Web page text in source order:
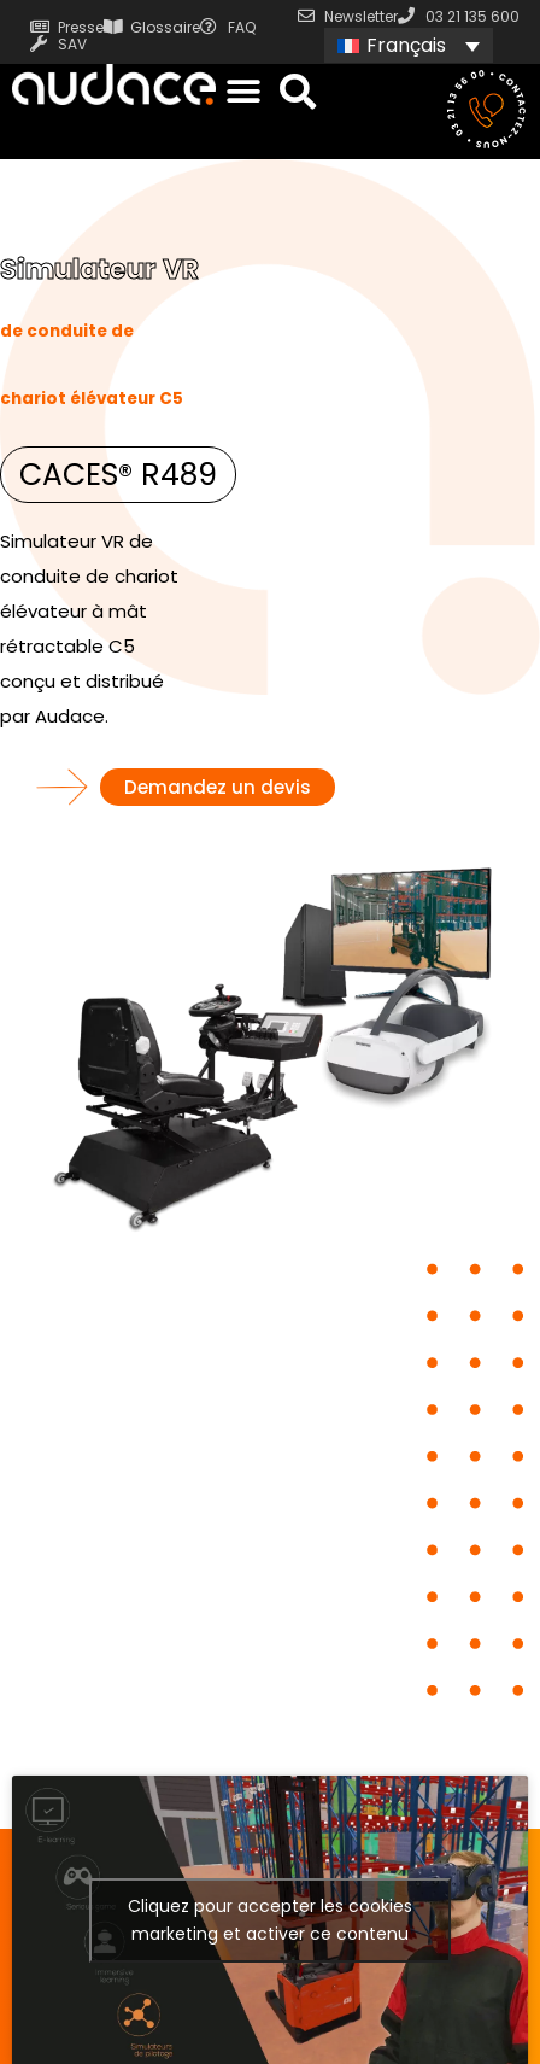
Presse Glossaire
FAQ
SAV
Newsletter 03 21 135 600
Français
Simulateur VR
de conduite de
chariot élévateur C5
CACES® R489
Simulateur VR de
conduite de chariot
élévateur à mât
rétractable C5
conçu et distribué
par Audace.
Demandez un devis
Cliquez pour accepter les cookies
marketing et activer ce contenu